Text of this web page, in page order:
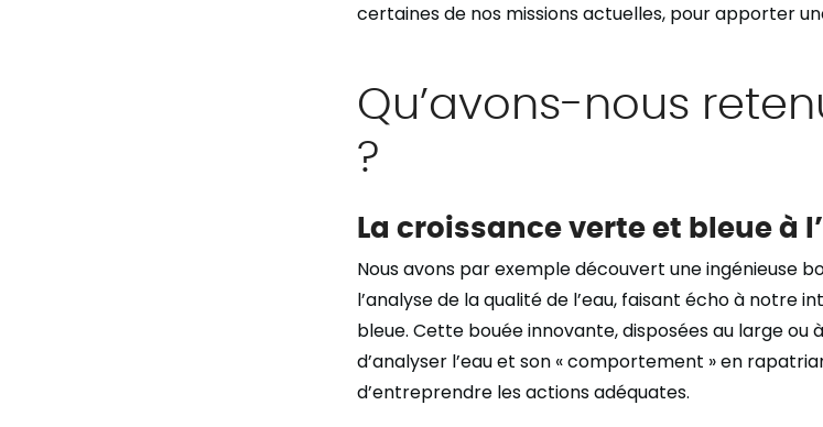
certaines de nos missions actuelles, pour apporter
Qu’avons-nous
?
La croissance verte et bleue à
Nous avons par exemple découvert une ingénieuse
l’analyse de la qualité de l’eau, faisant écho à notre
bleue. Cette bouée innovante, disposées au large ou
d’analyser l’eau et son « comportement » en
d’entreprendre les actions adéquates.